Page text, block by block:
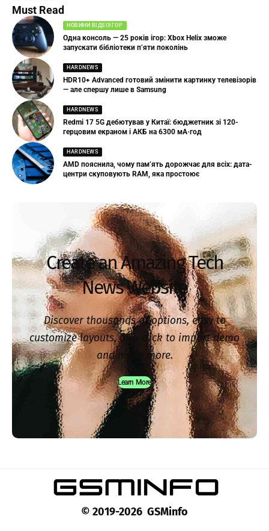
Must Read
НОВИНИ ВІДЕОІГОР
Одна консоль — 25 років ігор: Xbox Helix зможе
запускати бібліотеки п’яти поколінь
HARDNEWS
HDR10+ Advanced готовий змінити картинку телевізорів
— але спершу лише в Samsung
HARDNEWS
Redmi 17 5G дебютував у Китаї: бюджетник зі 120-
герцовим екраном і АКБ на 6300 мА·год
HARDNEWS
AMD пояснила, чому пам’ять дорожчає для всіх: дата-
центри скуповують RAM, яка простоює
Create an Amazing Tech
News Website
Discover thousands of options, easy to
customize layouts, one-click to import demo
and much more.
Learn More
© 2019-2026 GSMinfo